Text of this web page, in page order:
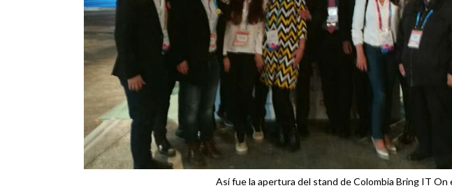
Así fue la apertura del stand de Colombia Bring IT On